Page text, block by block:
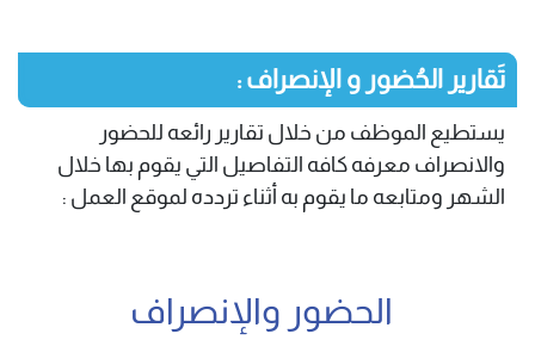
تَقارير الحُضور و الإنصراف :
يستطيع الموظف من خلال تقارير رائعه للحضور
والانصراف معرفه كافه التفاصيل التي يقوم بها خلال
الشهر ومتابعه ما يقوم به أثناء تردده لموقع العمل :
الحضور والإنصراف